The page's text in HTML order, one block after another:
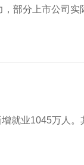
部分上市公司
就业1045万人